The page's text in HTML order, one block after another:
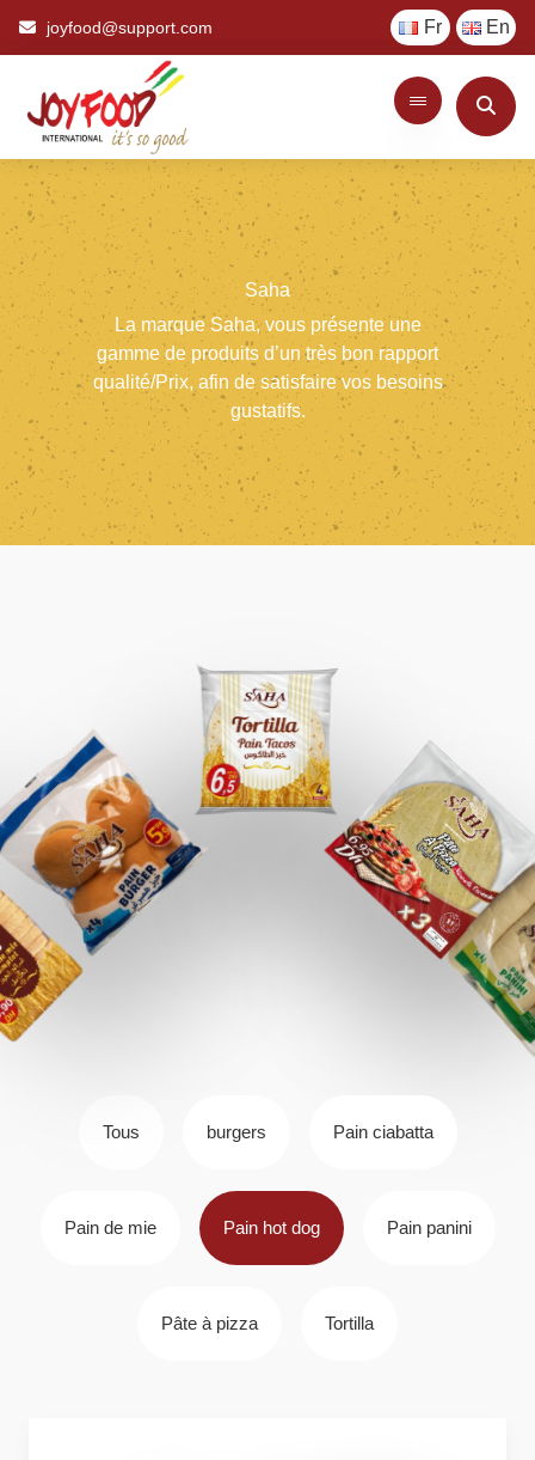
joyfood@support.com Fr En
Saha
La marque Saha, vous présente une
gamme de produits d’un très bon rapport
qualité/Prix, afin de satisfaire vos besoins
gustatifs.
Tous burgers Pain ciabatta
Pain de mie Pain hot dog Pain panini
Pâte à pizza Tortilla